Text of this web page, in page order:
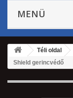
MENÜ
Téli oldal
Shield gerincvédő